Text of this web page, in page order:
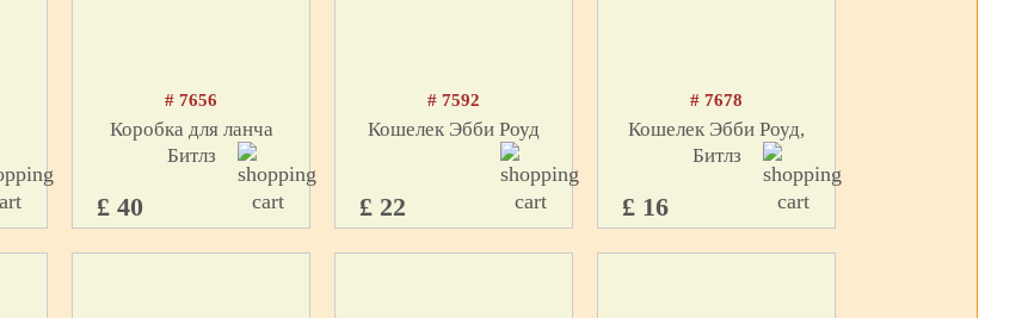
# 7656
Коробка для ланча
Битлз
£ 40
# 7592
Кошелек Эбби Роуд
£ 22
# 7678
Кошелек Эбби Роуд,
Битлз
£ 16